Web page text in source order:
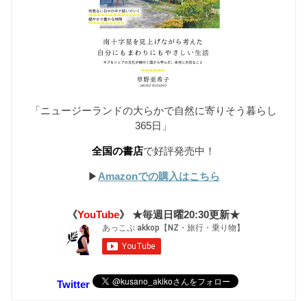
「ニュージーランドの大らかで自然に寄りそう暮らし
365日」
全国の書店で好評発売中！
▶︎ Amazonでの購入はこちら
《YouTube》 ★毎週日曜20:30更新★
Twitter